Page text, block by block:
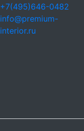
+7(495)646-0482
info@premium-
interior.ru